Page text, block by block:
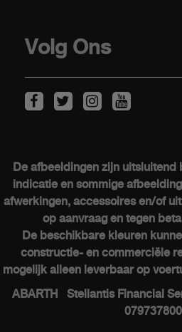
KLANTEN
Naverkoop
Contacteer een
ABARTH
Volg Ons
De afbeeldingen zijn
indicatie en sommige
afwerkingen, accessoires en/of
op aanvraag en tegen
De beschikbare kleuren
constructie- en commerciële
mogelijk alleen leverbaar op
ABARTH Stellantis Financial